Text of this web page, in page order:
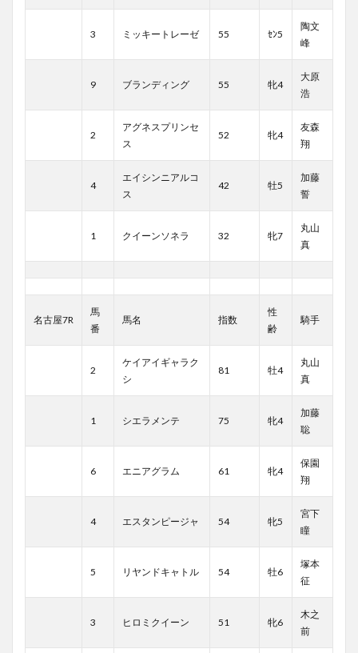
3 ミッキートレーゼ 55 ｾﾝ5
陶文
峰
9 ブランディング 55 牝4
大原
浩
2
アグネスプリンセ
ス
52 牝4
友森
翔
4
エイシンニアルコ
ス
42 牡5
加藤
誓
1 クイーンソネラ 32 牝7
丸山
真
名古屋7R
馬
番
馬名 指数
性
齢
騎手
2
ケイアイギャラク
シ
81 牡4
丸山
真
1 シエラメンテ 75 牝4
加藤
聡
6 エニアグラム 61 牝4
保園
翔
4 エスタンピージャ 54 牝5
宮下
瞳
5 リヤンドキャトル 54 牡6
塚本
征
3 ヒロミクイーン 51 牝6
木之
前